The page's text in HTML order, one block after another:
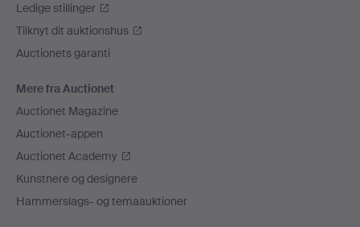
Ledige stillinger
Tilknyt dit auktionshus
Auctionets garanti
Mere fra Auctionet
Auctionet Magazine
Auctionet-appen
Auctionet Academy
Kunstnere og designere
Hammerslags- og temaauktioner